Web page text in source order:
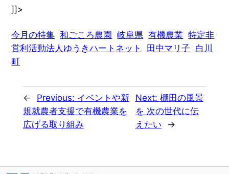
]]>
今月の特集 和ごころ農園 岐阜県 有機農業 特定非
営利活動法人ゆうきハートネット
田中マリ子 白川
町
← Previous: イベントや新
規就農者支援で有機農業を
広げる取り組み
Next: 棚田の風景
を 次の世代に伝
えたい
→